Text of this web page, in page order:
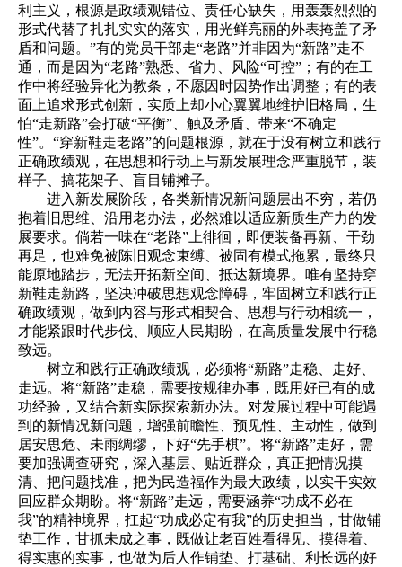
利主义，根源是政绩观错位、责任心缺失，用轰轰烈烈的
形式代替了扎扎实实的落实，用光鲜亮丽的外表掩盖了矛
盾和问题。”有的党员干部走“老路”并非因为“新路”走不
通，而是因为“老路”熟悉、省力、风险“可控”；有的在工
作中将经验异化为教条，不愿因时因势作出调整；有的表
面上追求形式创新，实质上却小心翼翼地维护旧格局，生
怕“走新路”会打破“平衡”、触及矛盾、带来“不确定
性”。“穿新鞋走老路”的问题根源，就在于没有树立和践行
正确政绩观，在思想和行动上与新发展理念严重脱节，装
样子、搞花架子、盲目铺摊子。
进入新发展阶段，各类新情况新问题层出不穷，若仍
抱着旧思维、沿用老办法，必然难以适应新质生产力的发
展要求。倘若一味在“老路”上徘徊，即便装备再新、干劲
再足，也难免被陈旧观念束缚、被固有模式拖累，最终只
能原地踏步，无法开拓新空间、抵达新境界。唯有坚持穿
新鞋走新路，坚决冲破思想观念障碍，牢固树立和践行正
确政绩观，做到内容与形式相契合、思想与行动相统一，
才能紧跟时代步伐、顺应人民期盼，在高质量发展中行稳
致远。
树立和践行正确政绩观，必须将“新路”走稳、走好、
走远。将“新路”走稳，需要按规律办事，既用好已有的成
功经验，又结合新实际探索新办法。对发展过程中可能遇
到的新情况新问题，增强前瞻性、预见性、主动性，做到
居安思危、未雨绸缪，下好“先手棋”。将“新路”走好，需
要加强调查研究，深入基层、贴近群众，真正把情况摸
清、把问题找准，把为民造福作为最大政绩，以实干实效
回应群众期盼。将“新路”走远，需要涵养“功成不必在
我”的精神境界，扛起“功成必定有我”的历史担当，甘做铺
垫工作，甘抓未成之事，既做让老百姓看得见、摸得着、
得实惠的实事，也做为后人作铺垫、打基础、利长远的好